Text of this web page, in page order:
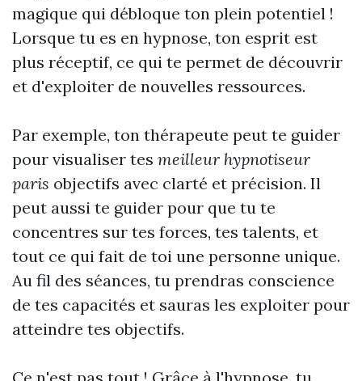
magique qui débloque ton plein potentiel !
Lorsque tu es en hypnose, ton esprit est
plus réceptif, ce qui te permet de découvrir
et d'exploiter de nouvelles ressources.
Par exemple, ton thérapeute peut te guider
pour visualiser tes meilleur hypnotiseur
paris objectifs avec clarté et précision. Il
peut aussi te guider pour que tu te
concentres sur tes forces, tes talents, et
tout ce qui fait de toi une personne unique.
Au fil des séances, tu prendras conscience
de tes capacités et sauras les exploiter pour
atteindre tes objectifs.